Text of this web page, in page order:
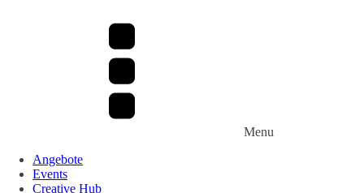
Menu
Angebote
Events
Creative Hub